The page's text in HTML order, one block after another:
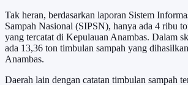
Tak heran, berdasarkan laporan Sistem
Sampah Nasional (SIPSN), hanya ada 4 ribu
yang tercatat di Kepulauan Anambas. Dalam
ada 13,36 ton timbulan sampah yang
Anambas.
Daerah lain dengan catatan timbulan sampah